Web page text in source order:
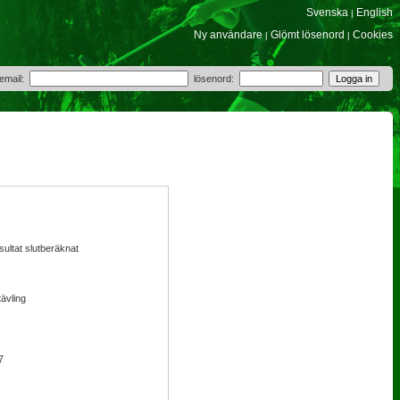
Svenska | English
Ny användare | Glömt lösenord | Cookies
lösenord:
slutberäknat